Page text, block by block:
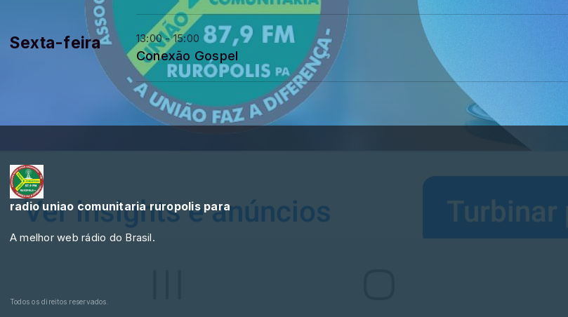
Sexta-feira 13:00 - 15:00
Conexão Gospel
radio uniao comunitaria ruropolis para
A melhor web rádio do Brasil.
Todos os direitos reservados.